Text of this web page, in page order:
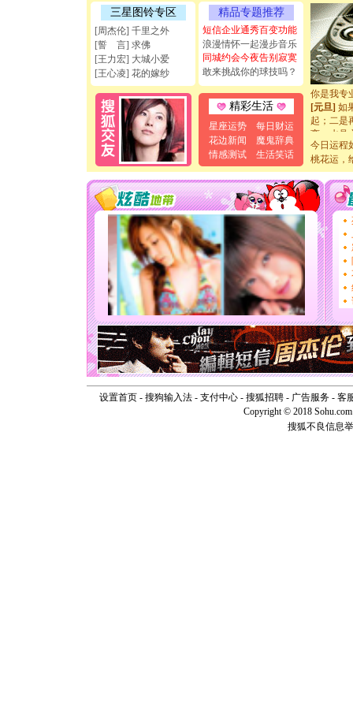
三星图铃专区
[周杰伦] 千里之外
[誓 言] 求佛
[王力宏] 大城小爱
[王心凌] 花的嫁纱
精品专题推荐
短信企业通秀百变功能
浪漫情怀一起漫步音乐
同城约会今夜告别寂寞
敢来挑战你的球技吗？
精彩生活
星座运势
每日财运
花边新闻
魔鬼辞典
情感测试
生活笑话
能正大光
天都要快
[圣诞节]
如意,快
[元旦]看
断电。爱
你是我专
[元旦]如
起；二是
离。水晶
[元旦]当
泣，这痛
卖了。水
[春节]风
颜！冬
道一声
[春节]
传
片叶子
送你一
[圣诞节]
你太多
要平安
[圣诞节]
能正大
天都要快
[圣诞节]
如意,快
[元旦]看
你是我专
[元旦] 如
起；二是
今日运程
桃花运，
设置首页- 搜狗输入法- 支付中心- 搜狐招聘- 广告服务- 客
Copyright © 2018
搜狐不良信息